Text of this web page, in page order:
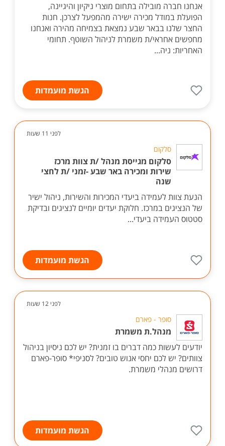
אנחנו חברה מובילה בתחום מוצרי ניקיון והיגיינה,
הפועלת במודל מכירה ישירה מהמפעל לצרכן. חנות
החצר שלנו בבאר שבע נמצאת בצמיחה מהירה ואנחנו
מחפשים אחראי/ת משמרת לניהול השוטף. תחומי
האחריות: ניה...
הגשת מועמדות
לפני 11 שעות
סלקום
סלקום מגייסת מנהל /ת צוות מרכז
שירות ומכירה באר שבע -זמני /ת לחצי
שנה
הנעת צוות לעמידה ביעדי המכירות והשירות, ניהול ישיר
של הנציגים במרכז. חלוקת יעדים יומיים לנציגים ובדיקת
סטטוס העמידה ביעדי...
הגשת מועמדות
לפני 12 שעות
סופר - פארם
מנהל.ת משמרת
יודעים לעשות כמה דברים בו זמנית? יש לכם ניסיון בניהול
צוותים? יש לכם יחסי אנוש טובים? לסניפי* סופר-פארם
דרושים מנהלי משמרת.
הגשת מועמדות